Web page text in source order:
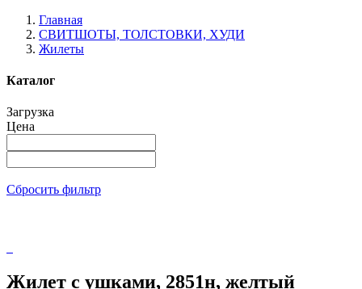
Главная
СВИТШОТЫ, ТОЛСТОВКИ, ХУДИ
Жилеты
Каталог
Загрузка
Цена
Сбросить фильтр
Жилет с ушками, 2851н, желтый